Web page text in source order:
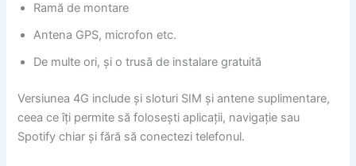
Ramă de montare
Antena GPS, microfon etc.
De multe ori, și o trusă de instalare gratuită
Versiunea 4G include și sloturi SIM și antene suplimentare,
ceea ce îți permite să folosești aplicații, navigație sau
Spotify chiar și fără să conectezi telefonul.